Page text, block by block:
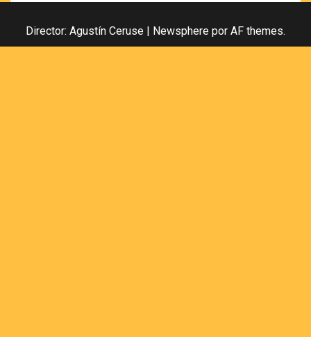
Director: Agustín Ceruse | Newsphere por AF themes.